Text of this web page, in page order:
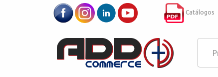
Catálogos